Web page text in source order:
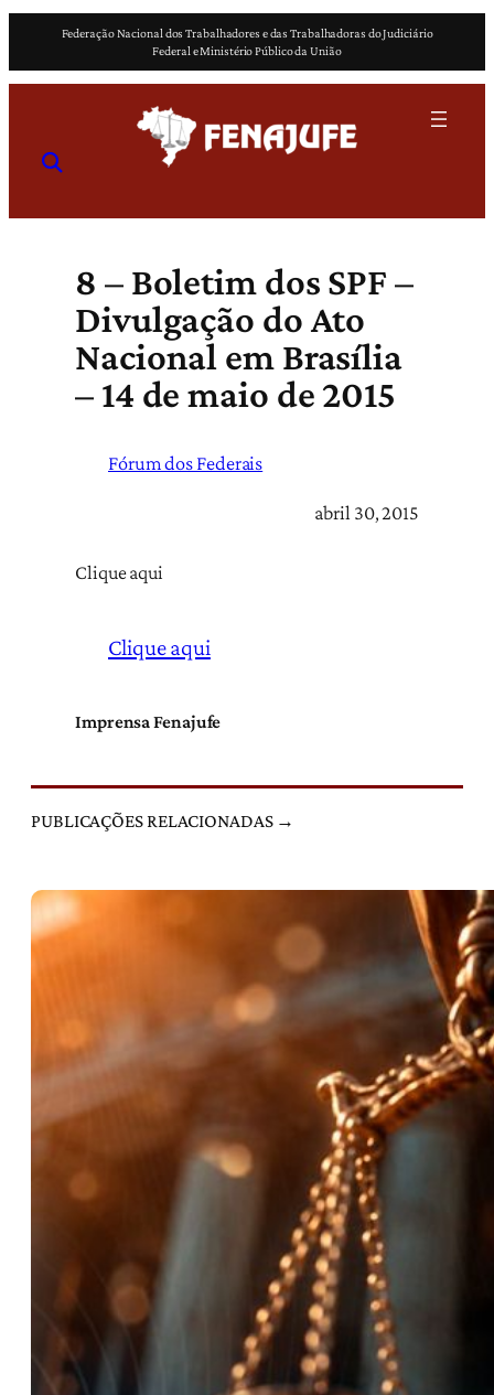
o
Federação Nacional dos Trabalhadores e das Trabalhadoras do Judiciário
Federal e Ministério Público da União
8 – Boletim dos SPF –
Divulgação do Ato
Nacional em Brasília
– 14 de maio de 2015
Fórum dos Federais
abril 30, 2015
Clique aqui
Clique aqui
Imprensa Fenajufe
PUBLICAÇÕES RELACIONADAS →